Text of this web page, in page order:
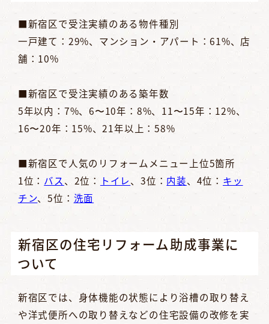
■新宿区で受注実績のある物件種別
一戸建て：29%、マンション・アパート：61%、店
舗：10%
■新宿区で受注実績のある築年数
5年以内：7%、6〜10年：8%、11〜15年：12%、
16〜20年：15%、21年以上：58%
■新宿区で人気のリフォームメニュー上位5箇所
1位： バス 、2位： トイレ、3位： 内装、4位： キッ
チン、5位： 洗面
新宿区の住宅リフォーム助成事業に
ついて
新宿区では、身体機能の状態により浴槽の取り替え
や洋式便所への取り替えなどの住宅設備の改修を実